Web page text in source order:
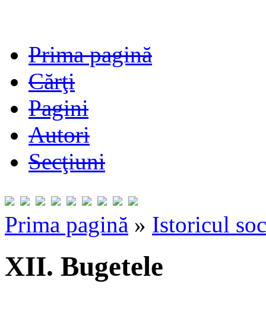
Prima pagină
Cărţi
Pagini
Autori
Secţiuni
Prima pagină » Istoricul
XII. Bugetele